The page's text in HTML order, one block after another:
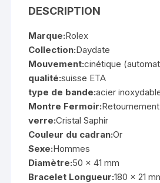
Montre
DESCRIPTION
Marque:Rolex
Collection:Daydate
Mouvement:cinétique
qualité:suisse ETA
type de bande:acier
Montre Fermoir:
verre:Cristal Saphir
Couleur du cadran:Or
Sexe:Hommes
Diamètre:50 x 41 mm
Bracelet Longueur:180 x 21